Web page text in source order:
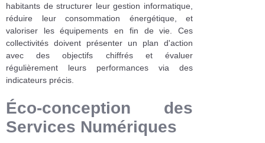
habitants de structurer leur gestion informatique,
réduire leur consommation énergétique, et
valoriser les équipements en fin de vie. Ces
collectivités doivent présenter un plan d'action
avec des objectifs chiffrés et évaluer
régulièrement leurs performances via des
indicateurs précis.
Éco-conception des
Services Numériques